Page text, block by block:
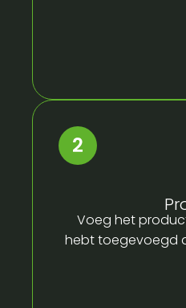
Voeg het
hebt toegevoegd